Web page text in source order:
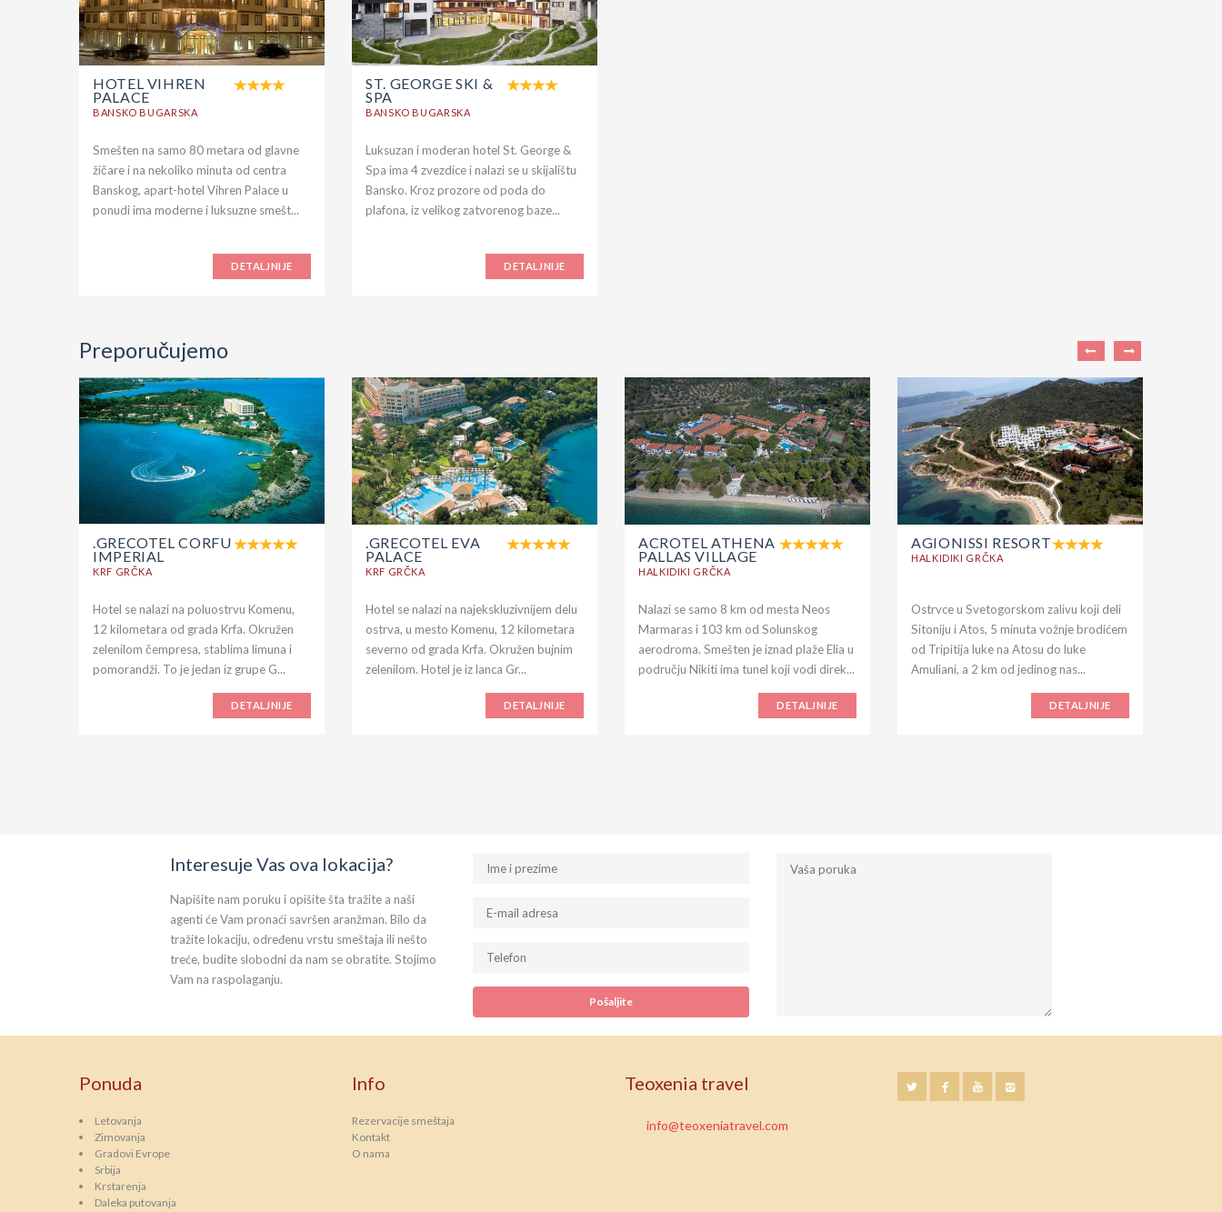
HOTEL VIHREN
PALACE
BANSKO BUGARSKA
Smešten na samo 80 metara od glavne
žičare i na nekoliko minuta od centra
Banskog, apart-hotel Vihren Palace u
ponudi ima moderne i luksuzne smešt...
DETALJNIJE
ST. GEORGE SKI &
SPA
BANSKO BUGARSKA
Luksuzan i moderan hotel St. George &
Spa ima 4 zvezdice i nalazi se u skijalištu
Bansko. Kroz prozore od poda do
plafona, iz velikog zatvorenog baze...
DETALJNIJE
Preporučujemo
.GRECOTEL CORFU
IMPERIAL
KRF GRČKA
Hotel se nalazi na poluostrvu Komenu,
12 kilometara od grada Krfa. Okružen
zelenilom čempresa, stablima limuna i
pomorandži. To je jedan iz grupe G...
DETALJNIJE
.GRECOTEL EVA
PALACE
KRF GRČKA
Hotel se nalazi na najekskluzivnijem delu
ostrva, u mesto Komenu, 12 kilometara
severno od grada Krfa. Okružen bujnim
zelenilom. Hotel je iz lanca Gr...
DETALJNIJE
ACROTEL ATHENA
PALLAS VILLAGE
HALKIDIKI GRČKA
Nalazi se samo 8 km od mesta Neos
Marmaras i 103 km od Solunskog
aerodroma. Smešten je iznad plaže Elia u
području Nikiti ima tunel koji vodi direk...
DETALJNIJE
AGIONISSI RESORT
HALKIDIKI GRČKA
Ostrvce u Svetogorskom zalivu koji deli
Sitoniju i Atos, 5 minuta vožnje brodićem
od Tripitija luke na Atosu do luke
Amuliani, a 2 km od jedinog nas...
DETALJNIJE
Interesuje Vas ova lokacija?
Napišite nam poruku i opišite šta tražite a naši
agenti će Vam pronaći savršen aranžman. Bilo da
tražite lokaciju, određenu vrstu smeštaja ili nešto
treće, budite slobodni da nam se obratite. Stojimo
Vam na raspolaganju.
Ponuda
Letovanja
Zimovanja
Gradovi Evrope
Srbija
Krstarenja
Daleka putovanja
Info
Rezervacije smeštaja
Kontakt
O nama
Teoxenia travel
info@teoxeniatravel.com